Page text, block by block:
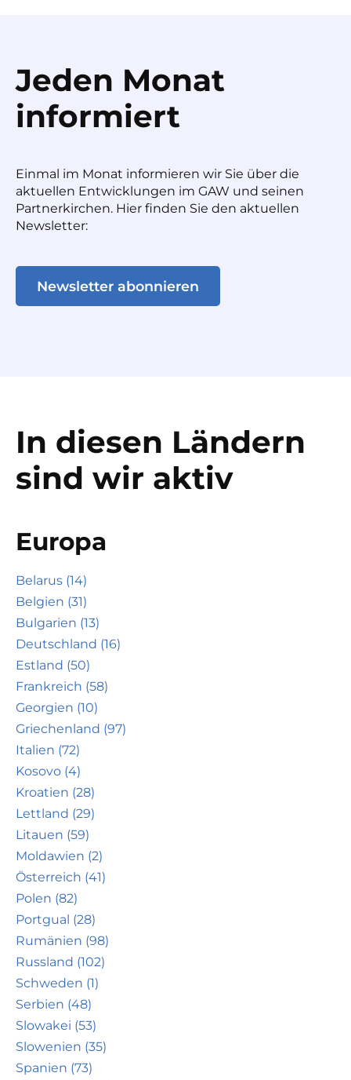
Jeden Monat
informiert
Einmal im Monat informieren wir Sie über die
aktuellen Entwicklungen im GAW und seinen
Partnerkirchen. Hier finden Sie den aktuellen
Newsletter:
Newsletter abonnieren
In diesen Ländern
sind wir aktiv
Europa
Belarus (14)
Belgien (31)
Bulgarien (13)
Deutschland (16)
Estland (50)
Frankreich (58)
Georgien (10)
Griechenland (97)
Italien (72)
Kosovo (4)
Kroatien (28)
Lettland (29)
Litauen (59)
Moldawien (2)
Österreich (41)
Polen (82)
Portgual (28)
Rumänien (98)
Russland (102)
Schweden (1)
Serbien (48)
Slowakei (53)
Slowenien (35)
Spanien (73)